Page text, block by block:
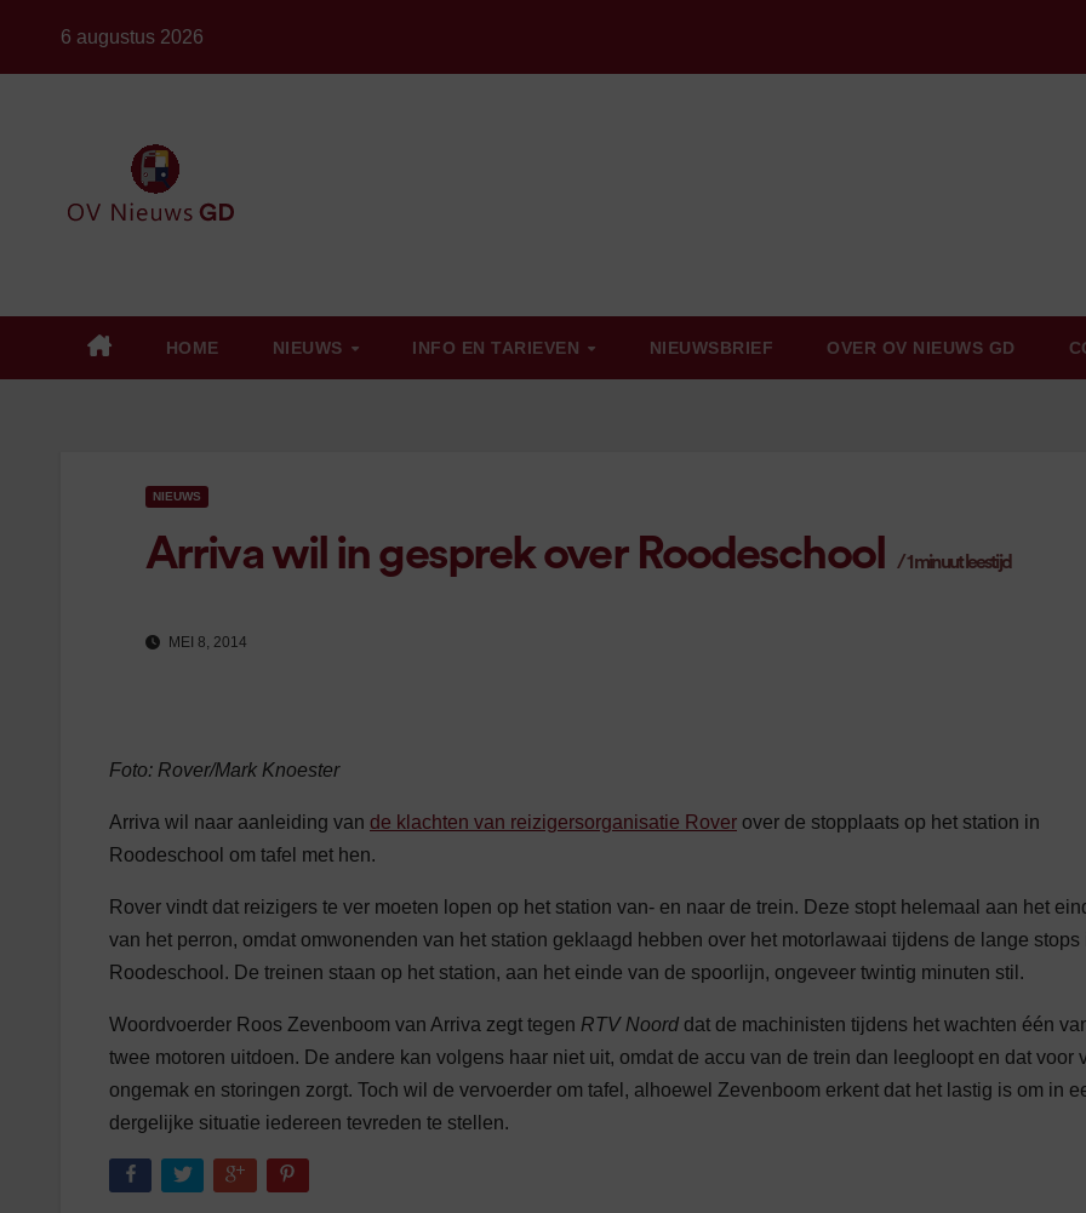
6 augustus 2026
HOME NIEUWS INFO EN TARIEVEN NIEUWSBRIEF OVER OV NIEUWS GD
NIEUWS
Arriva wil in gesprek over Roodeschool /1 minuut leestijd
MEI 8, 2014
Foto: Rover/Mark Knoester
Arriva wil naar aanleiding van de klachten van reizigersorganisatie Rover over de stopplaats op het station in
Roodeschool om tafel met hen.
Rover vindt dat reizigers te ver moeten lopen op het station van- en naar de trein. Deze stopt helemaal aan het
van het perron, omdat omwonenden van het station geklaagd hebben over het motorlawaai tijdens de lange stops
Roodeschool. De treinen staan op het station, aan het einde van de spoorlijn, ongeveer twintig minuten stil.
Woordvoerder Roos Zevenboom van Arriva zegt tegen RTV Noord dat de machinisten tijdens het wachten één
twee motoren uitdoen. De andere kan volgens haar niet uit, omdat de accu van de trein dan leegloopt en dat voor
ongemak en storingen zorgt. Toch wil de vervoerder om tafel, alhoewel Zevenboom erkent dat het lastig is om in
dergelijke situatie iedereen tevreden te stellen.